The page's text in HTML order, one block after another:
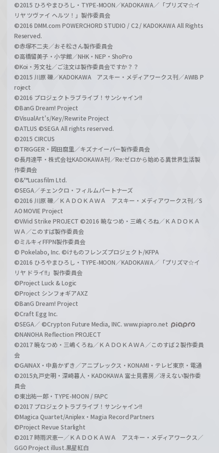
©2015 ひろやまひろし・TYPE-MOON／KADOKAWA／「プリズマ☆イ
リヤ ツヴァイ ヘルツ！」製作委員会
©2016 DMM.com POWERCHORD STUDIO / C2 / KADOKAWA All Rights
Reserved.
©赤塚不二夫／おそ松さん製作委員会
©高橋留美子・小学館／NHK・NEP・ShoPro
©Koi・芳文社／ご注文は製作委員会ですか？？
©2015 川原 礫／KADOKAWA アスキー・メディアワークス刊／AWIB P
roject
©2016 プロジェクトラブライブ！サンシャイン!!
©BanG Dream! Project
©VisualArt's/Key/Rewrite Project
©ATLUS ©SEGA All rights reserved.
©2015 CIRCUS
©TRIGGER・岡田麿里／キズナイーバー製作委員会
©長月達平・株式会社KADOKAWA刊／Re:ゼロから始める異世界生活製
作委員会
©&™Lucasfilm Ltd.
©SEGA／チェンクロ・フィルムパートナーズ
©2016 川原 礫／ＫＡＤＯＫＡＷＡ アスキー・メディアワークス刊／S
AO MOVIE Project
©ViVid Strike PROJECT ©2016 暁なつめ・三嶋くろね／ＫＡＤＯＫＡ
ＷＡ／このすば製作委員会
©ミルキィFFPN製作委員会
© Pokelabo, Inc. ©けものフレンズプロジェクト/KFPA
©2016 ひろやまひろし・TYPE-MOON／KADOKAWA／「プリズマ☆イ
リヤ ドライ!!」製作委員会
©Project Luck & Logic
©Project シンフォギアAXZ
©BanG Dream! Project
©Craft Egg Inc.
©SEGA／ ©Crypton Future Media, INC. www.piapro.net
©NANOHA Reflection PROJECT
©2017 暁なつめ・三嶋くろね／ＫＡＤＯＫＡＷＡ／このすば２製作委員
会
©GAINAX・中島かずき／アニプレックス・KONAMI・テレビ東京・電通
©2015丸戸史明・深崎暮人・KADOKAWA 富士見書房／冴えない製作委
員会
©東出祐一郎・TYPE-MOON / FAPC
©2017 プロジェクトラブライブ！サンシャイン!!
©Magica Quartet/Aniplex・Magia Record Partners
©Project Revue Starlight
©2017 時雨沢恵一／ＫＡＤＯＫＡＷＡ アスキー・メディアワークス／
GGO Project illust.黒星紅白